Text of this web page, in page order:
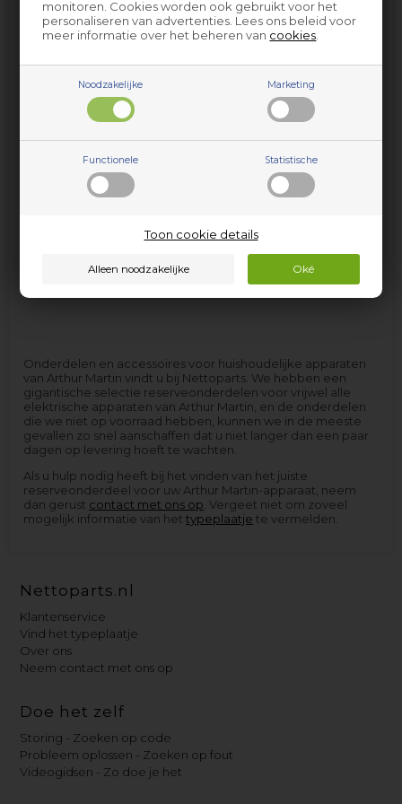
monitoren. Cookies worden ook gebruikt voor het
personaliseren van advertenties. Lees ons beleid voor
meer informatie over het beheren van cookies
Noodzakelijke Marketing
Functionele Statistische
Toon cookie details
Wasdroger Arthur Martin
Martin
Onderdelen en accessoires voor huishoudelijke apparaten
van Arthur Martin vindt u bij Nettoparts. We hebben een
gigantische selectie reserveonderdelen voor vrijwel alle
elektrische apparaten van Arthur Martin, en de onderdelen
die we niet op voorraad hebben, kunnen we in de meeste
gevallen zo snel aanschaffen dat u niet langer dan een paar
dagen op levering hoeft te wachten.
Als u hulp nodig heeft bij het vinden van het juiste
reserveonderdeel voor uw Arthur Martin-apparaat, neem
dan gerust contact met ons op . Vergeet niet om zoveel
mogelijk informatie van hettypeplaatje te vermelden.
Nettoparts.nl
Klantenservice
Vind het typeplaatje
Over ons
Neem contact met ons op
Doe het zelf
Storing - Zoeken op code
Probleem oplossen - Zoeken op fout
Videogidsen - Zo doe je het